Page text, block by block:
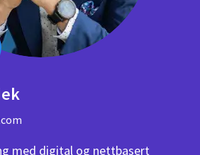
med digital og nettbasert